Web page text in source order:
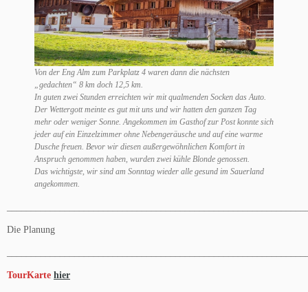
Von der Eng Alm zum Parkplatz 4 waren dann die nächsten
„gedachten“ 8 km doch 12,5 km.
In guten zwei Stunden erreichten wir mit qualmenden Socken das Auto.
Der Wettergott meinte es gut mit uns und wir hatten den ganzen Tag
mehr oder weniger Sonne. Angekommen im Gasthof zur Post konnte sich
jeder auf ein Einzelzimmer ohne Nebengeräusche und auf eine warme
Dusche freuen. Bevor wir diesen außergewöhnlichen Komfort in
Anspruch genommen haben, wurden zwei kühle Blonde genossen.
Das wichtigste, wir sind am Sonntag wieder alle gesund im Sauerland
angekommen.
Die Planung
TourKarte hier